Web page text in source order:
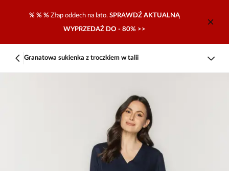
% % % Złap oddech na lato. SPRAWDŹ AKTUALNĄ
WYPRZEDAŻ DO - 80% >>
Granatowa sukienka z troczkiem w talii